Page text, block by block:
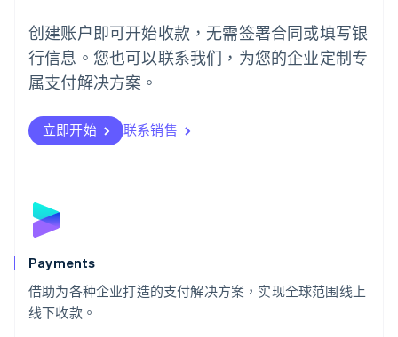
创建账户即可开始收款，无需签署合同或填写银
行信息。您也可以联系我们，为您的企业定制专
属支付解决方案。
立即开始 联系销售
Payments
借助为各种企业打造的支付解决方案，实现全球范围线上
线下收款。
葡萄牙
Português English
日本
日本語English
瑞典
瑞士
DeutschFrançais
English
斯洛文尼亚
泰国
ไทยEnglish
希腊
English